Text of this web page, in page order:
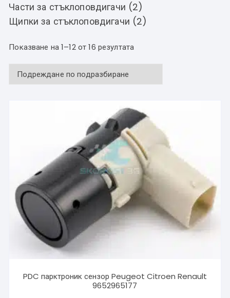
Части за стъклоповдигачи (2)
Щипки за стъклоповдигачи (2)
Показване на 1–12 от 16 резултата
PDC парктроник сензор Peugeot Citroen Renault
9652965177